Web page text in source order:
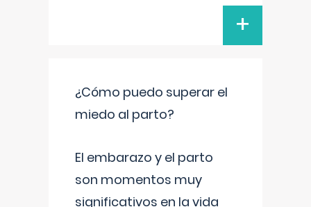
+
¿Cómo puedo superar el
miedo al parto?
El embarazo y el parto
son momentos muy
significativos en la vida